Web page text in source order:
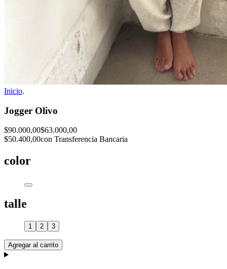
Inicio.
Jogger Olivo
$90.000,00$63.000,00
$50.400,00con Transferencia Bancaria
color
talle
1 2 3
Agregar al carrito